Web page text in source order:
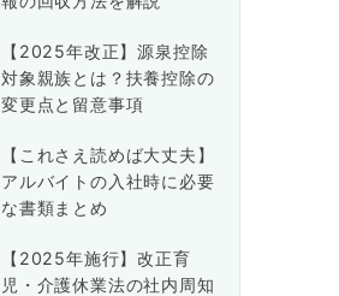
【2025年改正】源泉控除
対象親族とは？扶養控除の
変更点と留意事項
【これさえ読めば大丈夫】
アルバイトの入社時に必要
な書類まとめ
【2025年施行】改正育
児・介護休業法の社内周知